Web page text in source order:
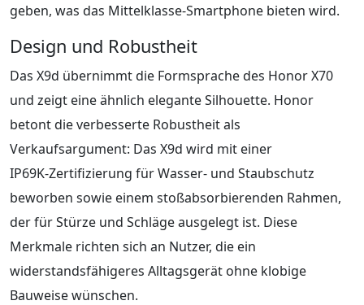
geben, was das Mittelklasse‑Smartphone bieten wird.
Design und Robustheit
Das X9d übernimmt die Formsprache des Honor X70
und zeigt eine ähnlich elegante Silhouette. Honor
betont die verbesserte Robustheit als
Verkaufsargument: Das X9d wird mit einer
IP69K‑Zertifizierung für Wasser- und Staubschutz
beworben sowie einem stoßabsorbierenden Rahmen,
der für Stürze und Schläge ausgelegt ist. Diese
Merkmale richten sich an Nutzer, die ein
widerstandsfähigeres Alltagsgerät ohne klobige
Bauweise wünschen.